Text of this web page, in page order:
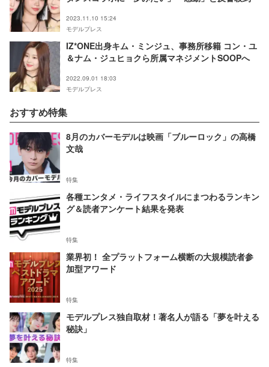
2023.11.10 15:24
モデルプレス
IZ*ONE出身キム・ミンジュ、事務所移籍 コン・ユ
＆ナム・ジュヒョクら所属マネジメントSOOPへ
2022.09.01 18:03
モデルプレス
おすすめ特集
8月のカバーモデルは映画「ブルーロック」の高橋
文哉
特集
各種エンタメ・ライフスタイルにまつわるランキン
グ＆読者アンケート結果を発表
特集
業界初！ 全プラットフォーム横断の大規模読者参
加型アワード
特集
モデルプレス独自取材！著名人が語る「夢を叶える
秘訣」
特集